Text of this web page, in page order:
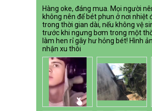
Hàng oke, đáng mua. Mọi người
không nên để bét phun ở nơi nhiệt
trong thời gian dài, nếu không vệ
trước khi ngưng bơm trong một
làm hen rỉ gây hư hỏng bét! Hình
nhận xu thôi